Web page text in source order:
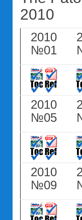
2010
2010
№01
2010
№05
2010
№09